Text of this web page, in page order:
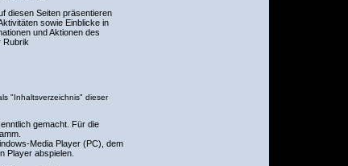
diesen Seiten präsentieren
sowie Einblicke in
und Aktionen des
Rubrik
"Inhaltsverzeichnis" dieser
gemacht. Für die
Media Player (PC), dem
Player abspielen.